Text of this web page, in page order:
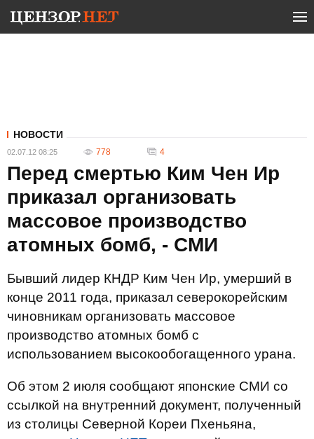
НОВОСТИ
02.07.12 08:25 778 4
Перед смертью Ким Чен Ир
приказал организовать
массовое производство
атомных бомб, - СМИ
Бывший лидер КНДР Ким Чен Ир, умерший в
конце 2011 года, приказал северокорейским
чиновникам организовать массовое
производство атомных бомб с
использованием высокообогащенного урана.
Об этом 2 июля сообщают японские СМИ со
ссылкой на внутренний документ, полученный
из столицы Северной Кореи Пхеньяна,